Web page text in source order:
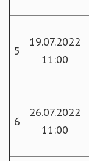
5
19.07.2022
11:00
6
26.07.2022
11:00